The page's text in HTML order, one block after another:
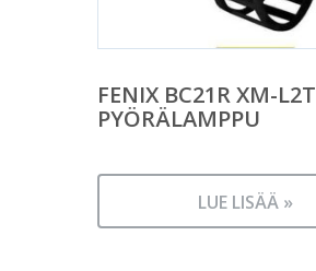
FENIX BC21R XM-L2T
PYÖRÄLAMPPU
LUE LISÄÄ »